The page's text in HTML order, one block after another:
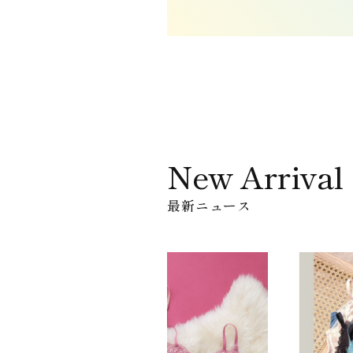
New Arrival
最新ニュース